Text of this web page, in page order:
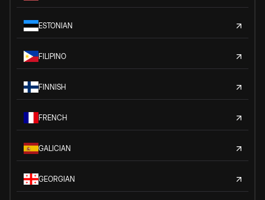
ESTONIAN
FILIPINO
FINNISH
FRENCH
GALICIAN
GEORGIAN